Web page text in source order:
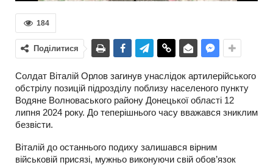
184
Поділитися
Солдат Віталій Орлов загинув унаслідок артилерійського
обстрілу позицій підрозділу поблизу населеного пункту
Водяне Волноваського району Донецької області 12
липня 2024 року. До теперішнього часу вважався зниклим
безвісти.
Віталій до останнього подиху залишався вірним
військовій присязі, мужньо виконуючи свій обов’язок